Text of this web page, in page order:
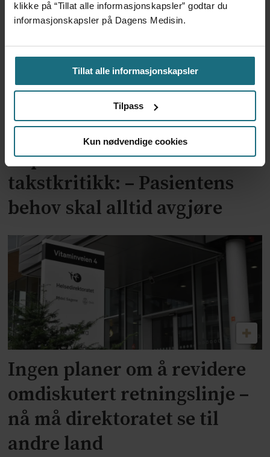
klikke på “Tillat alle informasjonskapsler” godtar du
informasjonskapsler på Dagens Medisin.
Tillat alle informasjonskapsler
Tilpass
Kun nødvendige cookies
Departementet avviser
takstkritikk: – Pasientens
behov skal alltid avgjøre
Ingen planer om å revidere
omdiskutert retningslinje –
nå må direktoratet se til
andre land